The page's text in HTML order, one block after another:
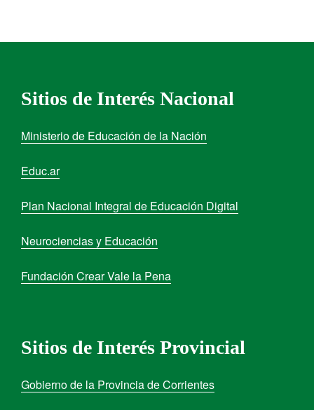
Sitios de Interés Nacional
Ministerio de Educación de la Nación
Educ.ar
Plan Nacional Integral de Educación Digital
Neurociencias y Educación
Fundación Crear Vale la Pena
Sitios de Interés Provincial
Gobierno de la Provincia de Corrientes